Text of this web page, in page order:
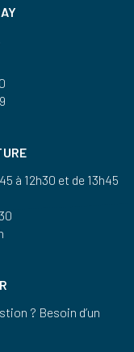
à 12h30 et de 13h45
? Besoin d’un